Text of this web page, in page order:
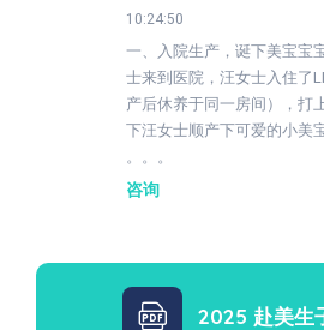
10:24:50
一、入院生产，诞下美宝宝
士来到医院，汪女士入住了
产后休养于同一房间），打
下汪女士顺产下可爱的小美
。。。
咨询
2025 赴美生